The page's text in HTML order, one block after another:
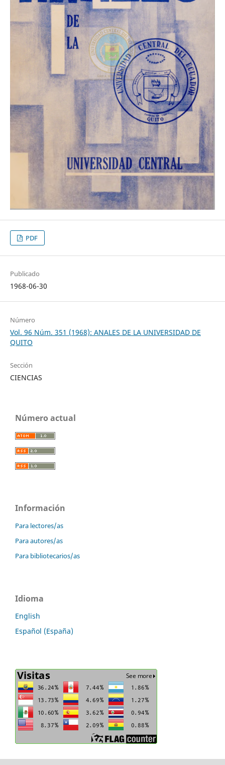
PDF
Publicado
1968-06-30
Número
Vol. 96 Núm. 351 (1968): ANALES DE LA UNIVERSIDAD DE
QUITO
Sección
CIENCIAS
Número actual
Información
Para lectores/as
Para autores/as
Para bibliotecarios/as
Idioma
English
Español (España)